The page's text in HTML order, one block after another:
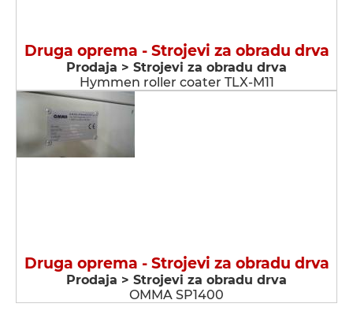
Druga oprema - Strojevi za obradu drva
Prodaja > Strojevi za obradu drva
Hymmen roller coater TLX-M11
Druga oprema - Strojevi za obradu drva
Prodaja > Strojevi za obradu drva
OMMA SP1400